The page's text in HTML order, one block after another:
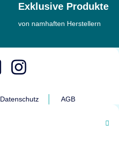
Exklusive Produkte
von namhaften Herstellern
Datenschutz AGB